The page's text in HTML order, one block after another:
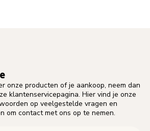
onze producten of je aankoop, neem dan
klantenservicepagina. Hier vind je onze
op veelgestelde vragen en
om contact met ons op te nemen.